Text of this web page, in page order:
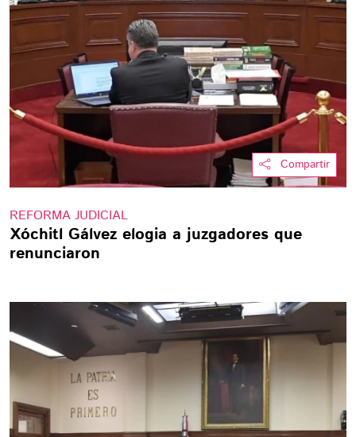
Compartir
REFORMA JUDICIAL
Xóchitl Gálvez elogia a juzgadores que
renunciaron